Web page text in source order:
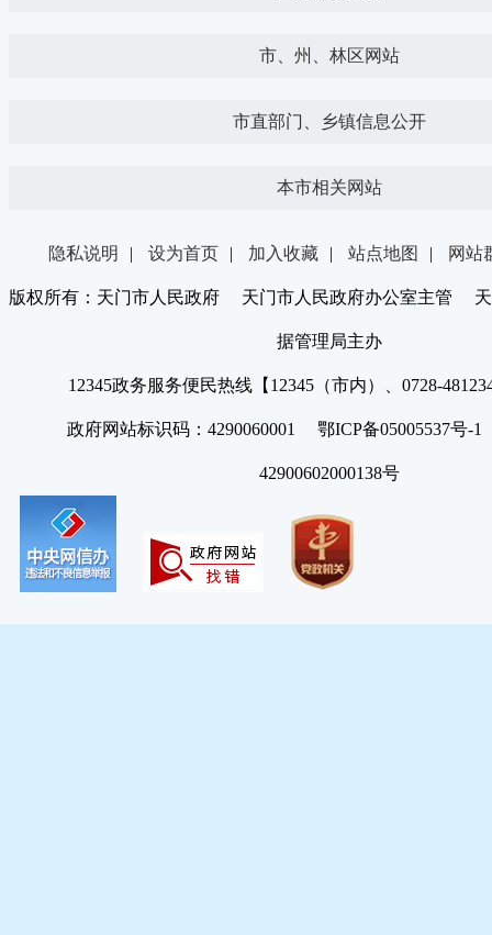
市、州、林区网站
市直部门、乡镇信息公开
本市相关网站
隐私说明 | 设为首页 | 加入收藏 | 站点地图 | 网站
版权所有：天门市人民政府 天门市人民政府办公室主管 天
据管理局主办
12345政务服务便民热线【12345（市内）、0728-
政府网站标识码：4290060001 鄂ICP备05005537号
42900602000138号